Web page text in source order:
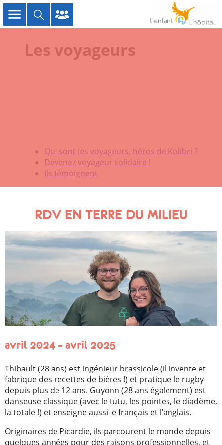
Les voyageurs
Qui sont les voyageurs, héros de Kolibri ?
Devenez voyageur solidaire !
Ils témoignent
RDV EN TERRE DU MILIEU
avril 2024 – avril 2025
Thibault (28 ans) est ingénieur brassicole (il invente et
fabrique des recettes de bières !) et pratique le rugby
depuis plus de 12 ans. Guyonn (28 ans également) est
danseuse classique (avec le tutu, les pointes, le diadème,
la totale !) et enseigne aussi le français et l’anglais.
Originaires de Picardie, ils parcourent le monde depuis
quelques années pour des raisons professionnelles, et